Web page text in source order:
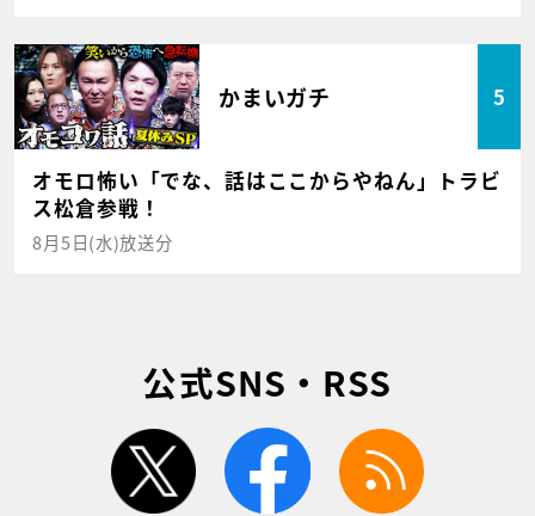
かまいガチ 5
オモロ怖い「でな、話はここからやねん」トラビ
ス松倉参戦！
8月5日(水)放送分
公式SNS・RSS
twitter facebook